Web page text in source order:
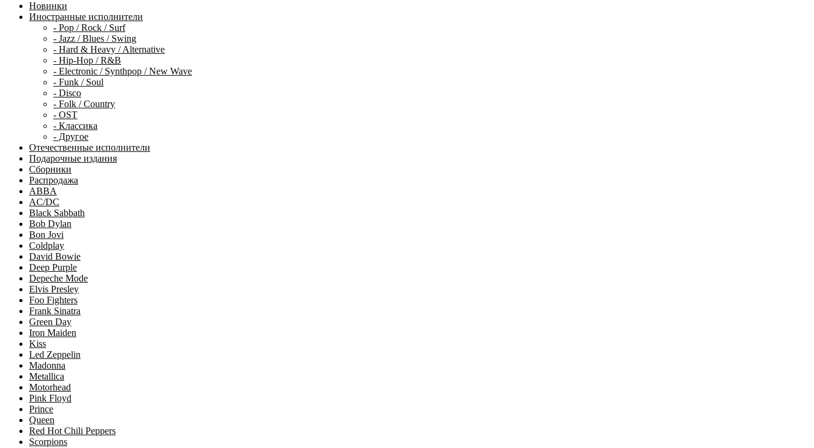
Новинки
Иностранные исполнители
- Pop / Rock / Surf
- Jazz / Blues / Swing
- Hard & Heavy / Alternative
- Hip-Hop / R&B
- Electronic / Synthpop / New Wave
- Funk / Soul
- Disco
- Folk / Country
- OST
- Классика
- Другое
Отечественные исполнители
Подарочные издания
Сборники
Распродажа
ABBA
AC/DC
Black Sabbath
Bob Dylan
Bon Jovi
Coldplay
David Bowie
Deep Purple
Depeche Mode
Elvis Presley
Foo Fighters
Frank Sinatra
Green Day
Iron Maiden
Kiss
Led Zeppelin
Madonna
Metallica
Motorhead
Pink Floyd
Prince
Queen
Red Hot Chili Peppers
Scorpions